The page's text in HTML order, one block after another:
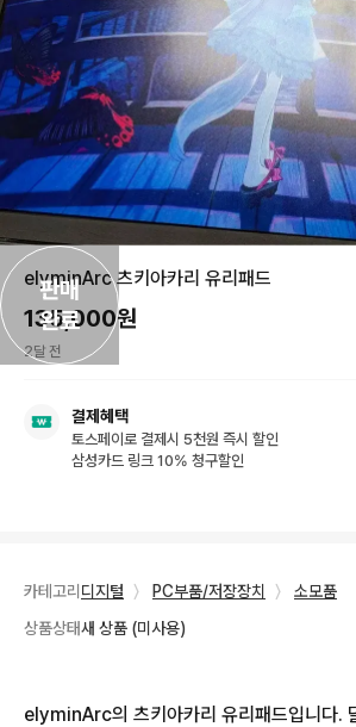
판매
완료
elyminArc 츠키아카리 유리패드
135,000원
2달 전
결제혜택
토스페이로 결제시 5천원 즉시 할인
삼성카드 링크 10% 청구할인
카테고리 디지털 〉 PC부품/저장장치 〉
소모품
상품상태새 상품 (미사용)
elyminArc의 츠키아카리 유리패드입니다.